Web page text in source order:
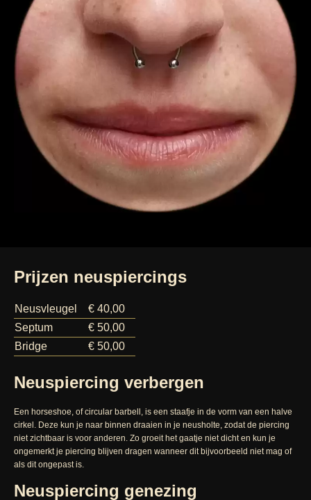
Prijzen neuspiercings
Neusvleugel
€ 40,00
Septum
€ 50,00
Bridge
€ 50,00
Neuspiercing verbergen
Een horseshoe, of circular barbell, is een staafje in de vorm van een halve
cirkel. Deze kun je naar binnen draaien in je neusholte, zodat de piercing
niet zichtbaar is voor anderen. Zo groeit het gaatje niet dicht en kun je
ongemerkt je piercing blijven dragen wanneer dit bijvoorbeeld niet mag of
als dit ongepast is.
Neuspiercing genezing